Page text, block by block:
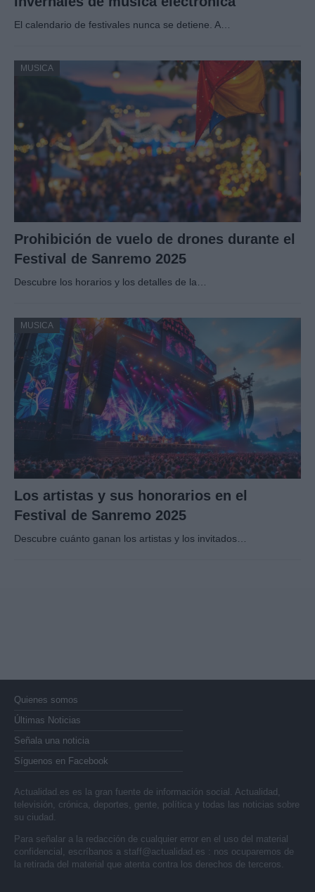
El calendario de festivales nunca se detiene. A…
MUSICA
Prohibición de vuelo de drones durante el
Festival de Sanremo 2025
Descubre los horarios y los detalles de la…
MUSICA
Los artistas y sus honorarios en el
Festival de Sanremo 2025
Descubre cuánto ganan los artistas y los invitados…
Quienes somos
Últimas Noticias
Señala una noticia
Síguenos en Facebook
Actualidad.es es la gran fuente de información social. Actualidad,
televisión, crónica, deportes, gente, política y todas las noticias sobre
su ciudad.
Para señalar a la redacción de cualquier error en el uso del material
confidencial, escríbanos a staff@actualidad.es : nos ocuparemos de
la retirada del material que atenta contra los derechos de terceros.